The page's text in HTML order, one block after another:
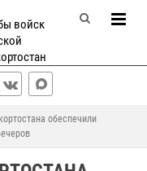
войск
обеспечили